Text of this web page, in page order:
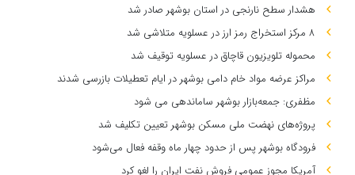
هشدار سطح نارنجی در استان بوشهر صادر شد
۸ مرکز استخراج رمز ارز در عسلویه متلاشی شد
محموله تلویزیون قاچاق در عسلویه توقیف شد
مراکز عرضه مواد خام دامی بوشهر در ایام تعطیلات بازرسی شدند
مظفری: جمعه‌بازار بوشهر ساماندهی می‌ شود
پروژه‌های نهضت ملی مسکن بوشهر تعیین تکلیف شد
فرودگاه بوشهر پس از حدود چهار ماه وقفه فعال می‌شود
آمریکا مجوز عمومی فروش نفت ایران را لغو کرد